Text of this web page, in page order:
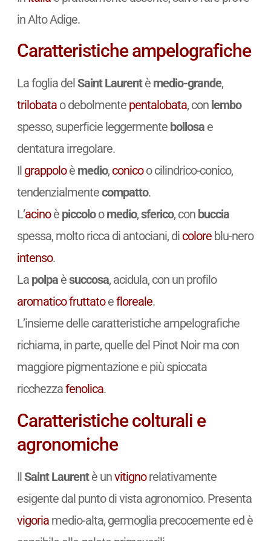
in Alto Adige.
Caratteristiche ampelografiche
La foglia del Saint Laurentè medio-grande,
trilobatao debolmente pentalobata, con lembo
spesso, superficie leggermente bollosae
dentatura irregolare.
Il grappoloè medio, conicoo cilindrico-conico,
tendenzialmentecompatto.
L’acinoè piccoloomedio,sferico, con buccia
spessa, molto ricca di antociani, di coloreblu-nero
intenso.
La polpaèsuccosa, acidula, con un profilo
aromaticofruttatoefloreale.
L’insieme delle caratteristiche ampelografiche
richiama, in parte, quelle del Pinot Noir ma con
maggiore pigmentazione e più spiccata
ricchezzafenolica.
Caratteristiche colturali e
agronomiche
IlSaint Laurentè unvitignorelativamente
esigente dal punto di vista agronomico. Presenta
vigoriamedio-alta, germoglia precocemente ed è